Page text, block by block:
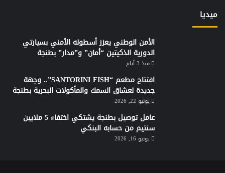
ميديا
الأمن الوطني يعزز أسطوله الأمني بسيارتي
الدورية الذكيتين “أمان” و”مدار” بطنجة
منذ 3 أيام
افتتاح مطعم “SANTORINI FISH”.. وجهة
جديدة لعشاق السمك والمأكولات البحرية بطنجة
يونيو 22, 2026
عامل توصيل بطنجة يشتكي اختفاء 5 ملايين
سنتيم من حسابه البنكي
يونيو 16, 2026